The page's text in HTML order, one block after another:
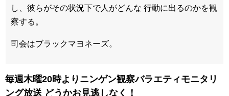
し、彼らがその状況下で人がどんな 行動に出るのかを観
察する。
司会はブラックマヨネーズ。
毎週木曜20時よりニンゲン観察バラエティモニタリ
ング放送 どうかお見逃しなく！